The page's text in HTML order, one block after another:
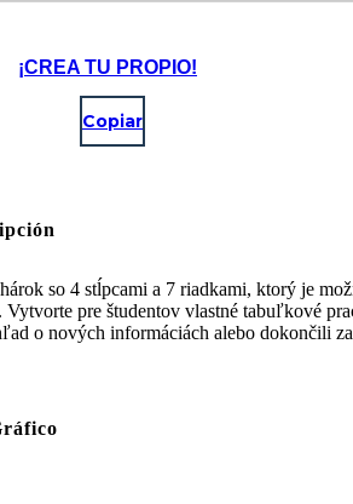
¡CREA TU PROPIO!
Copiar
so 4 stĺpcami a 7 riadkami, ktorý je
pre študentov vlastné tabuľkové
o nových informáciách alebo dokončili